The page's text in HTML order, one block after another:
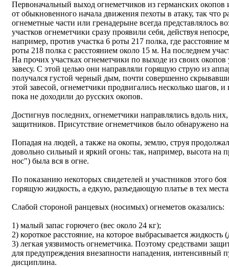
Первоначальный выход огнеметчиков из германских
от обыкновенного начала движения пехоты в атаку, так что
огнеметные части или гренадерыне всегда
участков огнеметчики сразу проявили себя, действуя
например, против участка 6 роты 217 полка, где
роты 218 полка с расстоянием около 15 м. На последнем
На прочих участках огнеметчики по выходе из своих
завесу. С этой целью они направляли горящую струю из
получался густой черный дым, почти совершенно
этой завесой, огнеметчики продвигались несколько шагов,
пока не доходили до русских окопов.
Достигнув последних, огнеметчики направлялись вдоль
защитников. Присутствие огнеметчиков было обнаружено
Попадая на людей, а также на окопы, землю, струя
довольно сильный и яркий огонь: так, например, высота на
нос") была вся в огне.
По показанию некоторых свидетелей и участников этого
горящую жидкость, а едкую, разъедающую платье в тех
Слабой стороной ранцевых (носимых) огнеметов оказались:
1) малый запас горючего (вес около 24 кг);
2) короткое расстояние, на которое выбрасывается жидкость
3) легкая уязвимость огнеметчика. Поэтому средствами
для предупреждения внезапности нападения, интенсивный
дисциплина.